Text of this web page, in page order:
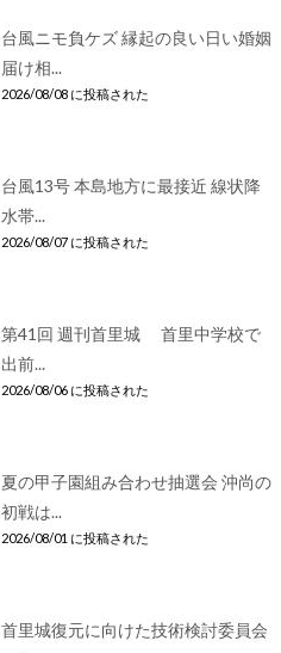
台風ニモ負ケズ 縁起の良い日い婚姻
届け相...
2026/08/08 に投稿された
台風13号 本島地方に最接近 線状降
水帯...
2026/08/07 に投稿された
第41回 週刊首里城 首里中学校で
出前...
2026/08/06 に投稿された
夏の甲子園組み合わせ抽選会 沖尚の
初戦は...
2026/08/01 に投稿された
首里城復元に向けた技術検討委員会